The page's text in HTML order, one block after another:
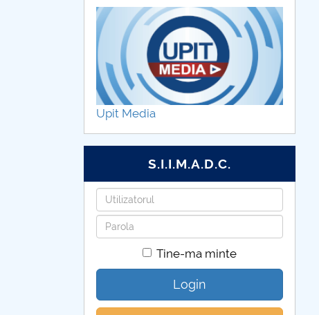
Upit Media
S.I.I.M.A.D.C.
Utilizatorul
Parola
Tine-ma minte
Login